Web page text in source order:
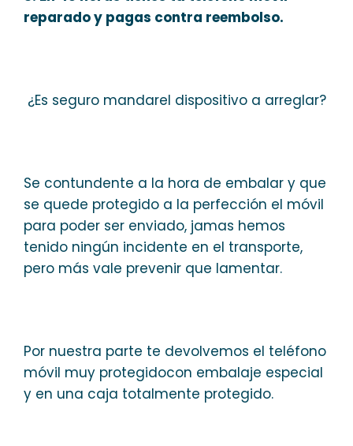
reparado y pagas contra reembolso.
¿Es seguro mandarel dispositivo a arreglar?
Se contundente a la hora de embalar y que
se quede protegido a la perfección el móvil
para poder ser enviado, jamas hemos
tenido ningún incidente en el transporte,
pero más vale prevenir que lamentar.
Por nuestra parte te devolvemos el teléfono
móvil muy protegidocon embalaje especial
y en una caja totalmente protegido.